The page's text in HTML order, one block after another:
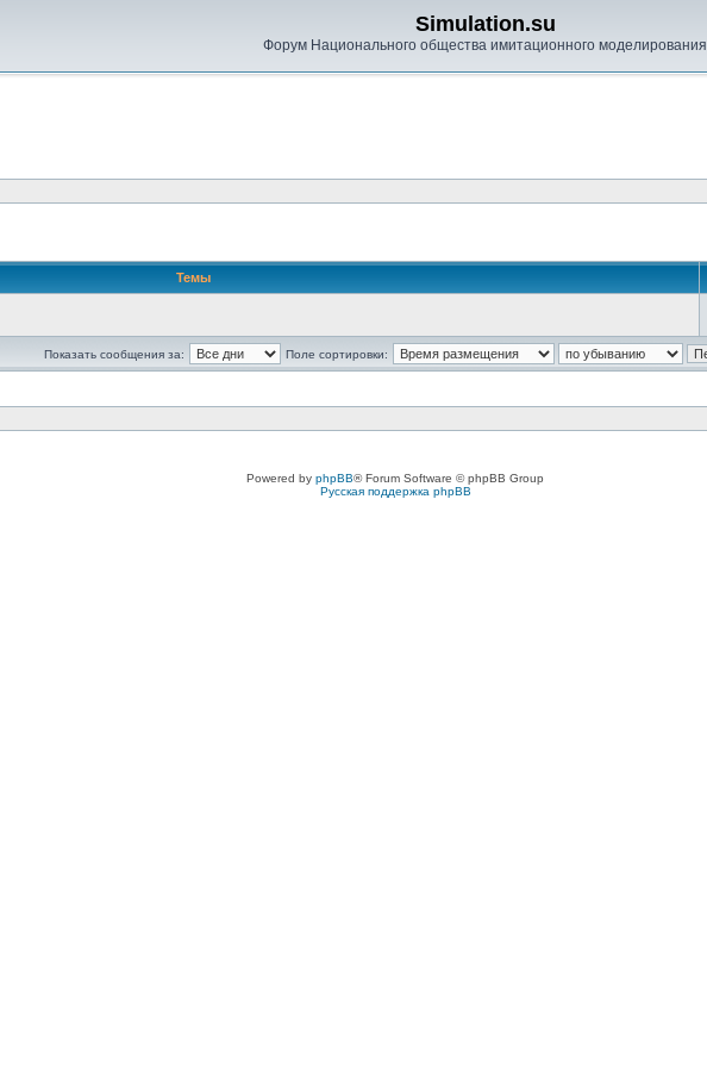
Simulation.su
Форум Национального общества имитационного моделирования
Темы
Показать сообщения за:
Поле сортировки:
Powered by phpBB® Forum Software © phpBB Group
Русская поддержка phpBB